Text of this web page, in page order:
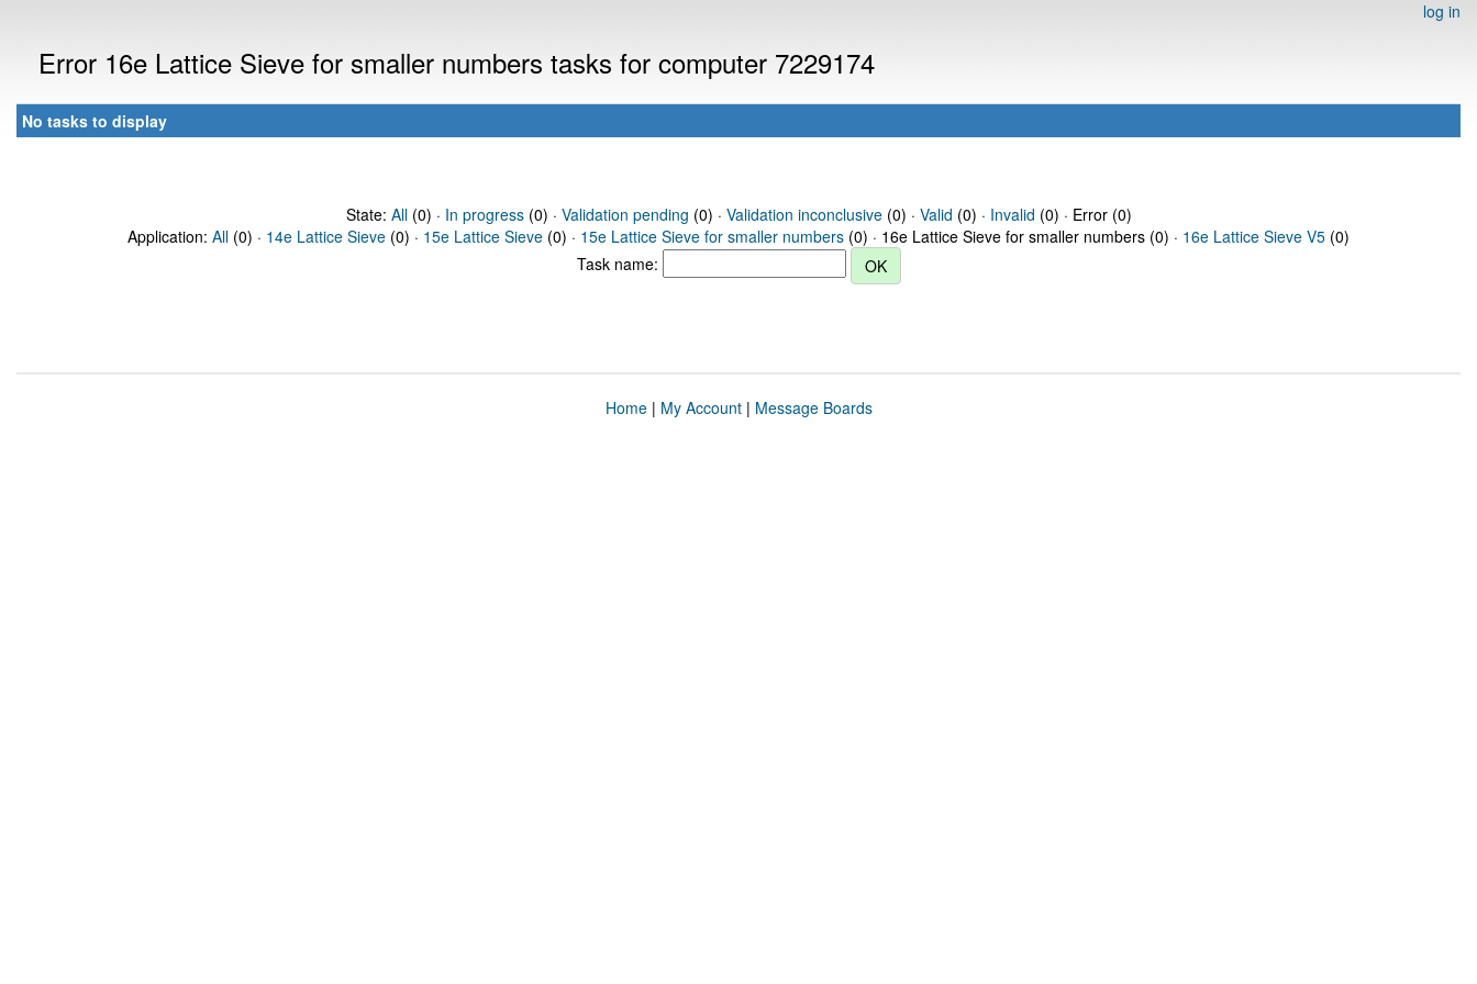
log in
Error 16e Lattice Sieve for smaller numbers tasks for computer 7229174
No tasks to display
State: All(0) · In progress(0) · Validation pending (0) · Validation inconclusive(0) · Valid (0) · Invalid (0) · Error (0)
Application: All (0) · 14e Lattice Sieve (0) · 15e Lattice Sieve (0) · 15e Lattice Sieve for smaller numbers (0) · 16e Lattice Sieve for smaller numbers (0) · 16e Lattice Sieve V5 (0)
Task name:
Home| My Account| Message Boards